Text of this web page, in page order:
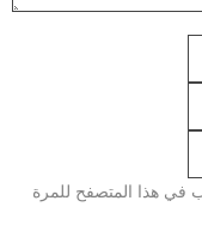
في هذا المتصفح للمرة